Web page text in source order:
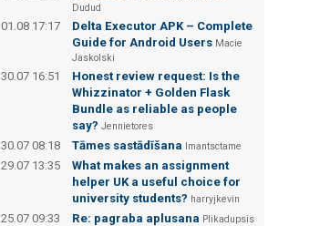
Dudud
01.08 17:17
Delta Executor APK – Complete
Guide for Android Users Macie
Jaskolski
30.07 16:51
Honest review request: Is the
Whizzinator + Golden Flask
Bundle as reliable as people
say? Jennietores
30.07 08:18 Tāmes sastādīšana Imantsctame
29.07 13:35
What makes an assignment
helper UK a useful choice for
university students? harryjkevin
25.07 09:33 Re: pagraba aplusana Plikadupsis